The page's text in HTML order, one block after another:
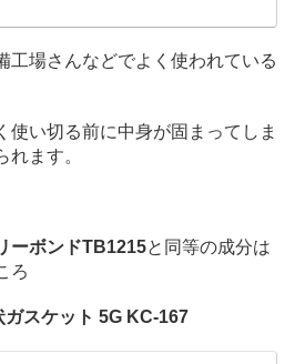
工場さんなどでよく使われている
使い切る前に中身が固まってしま
ます。
ーボンドTB1215と同等の成分は
ろ
スケット 5G KC-167